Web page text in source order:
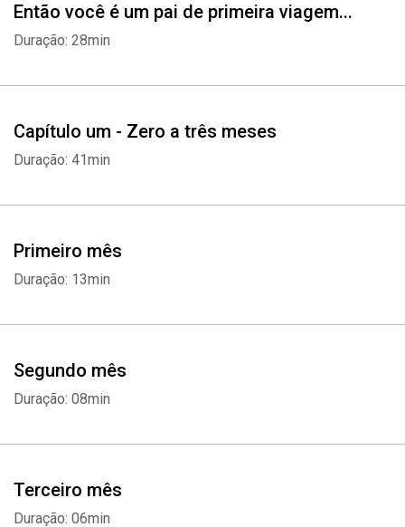
Então você é um pai de primeira viagem...
Duração: 28min
Capítulo um - Zero a três meses
Duração: 41min
Primeiro mês
Duração: 13min
Segundo mês
Duração: 08min
Terceiro mês
Duração: 06min